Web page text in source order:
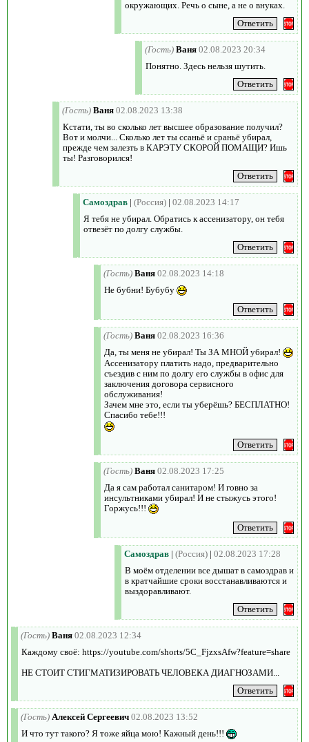
окружающих. Речь о сыне, а не о внуках.
(Гость) Ваня 02.08.2023 20:34
Понятно. Здесь нельзя шутить.
(Гость) Ваня 02.08.2023 13:38
Кстати, ты во сколько лет высшее образование получил?
Вот и молчи... Сколько лет ты ссаньё и сраньё убирал,
прежде чем залезть в КАРЭТУ СКОРОЙ ПОМАЩИ? Ишь
ты! Разговорился!
Самоздрав | (Россия) | 02.08.2023 14:17
Я тебя не убирал. Обратись к ассенизатору, он тебя
отвезёт по долгу службы.
(Гость) Ваня 02.08.2023 14:18
Не бубни! Бубубу
(Гость) Ваня 02.08.2023 16:36
Да, ты меня не убирал! Ты ЗА МНОЙ убирал!
Ассенизатору платить надо, предварительно
съездив с ним по долгу его службы в офис для
заключения договора сервисного
обслуживания!
Зачем мне это, если ты уберёшь? БЕСПЛАТНО!
Спасибо тебе!!!
(Гость) Ваня 02.08.2023 17:25
Да я сам работал санитаром! И говно за
инсультниками убирал! И не стыжусь этого!
Горжусь!!!
Самоздрав | (Россия) | 02.08.2023 17:28
В моём отделении все дышат в самоздрав и
в кратчайшие сроки восстанавливаются и
выздоравливают.
(Гость) Ваня 02.08.2023 12:34
Каждому своё: https://youtube.com/shorts/5C_FjzxsAfw?feature=share
НЕ СТОИТ СТИГМАТИЗИРОВАТЬ ЧЕЛОВЕКА ДИАГНОЗАМИ...
(Гость) Алексей Сергеевич 02.08.2023 13:52
И что тут такого? Я тоже яйца мою! Кажный день!!!